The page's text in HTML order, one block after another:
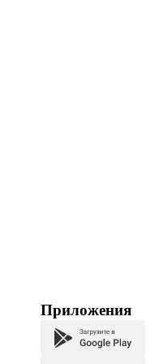
Приложения